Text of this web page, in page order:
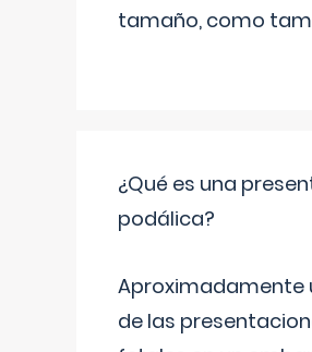
tamaño, como
¿Qué es una
podálica?
Aproximadamente
de las